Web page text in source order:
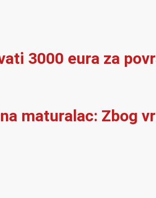
3000 eura za
maturalac: Zbog